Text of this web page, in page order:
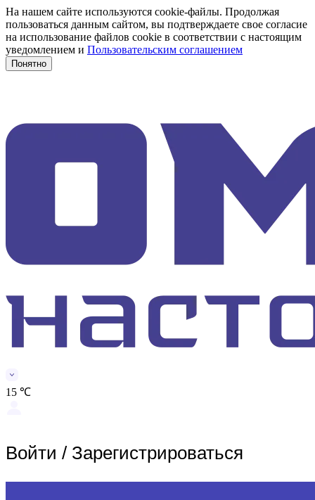
На нашем сайте используются cookie-файлы. Продолжая
пользоваться данным сайтом, вы подтверждаете свое согласие
на использование файлов cookie в соответствии с настоящим
уведомлением и Пользовательским соглашением
Понятно
15 ℃
Войти / Зарегистрироваться